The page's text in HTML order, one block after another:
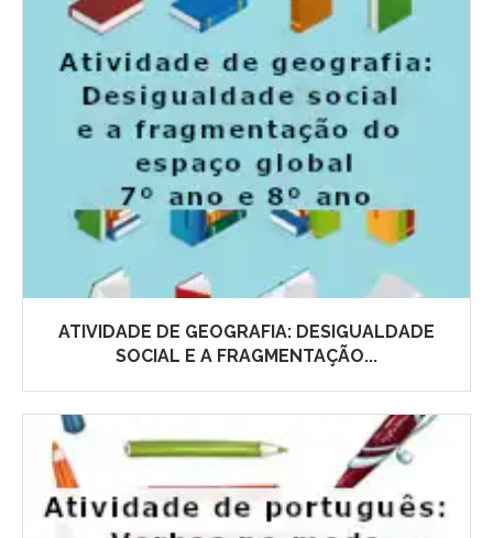
ATIVIDADE DE GEOGRAFIA: DESIGUALDADE
SOCIAL E A FRAGMENTAÇÃO...